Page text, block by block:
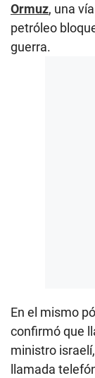
Ormuz, una
petróleo
guerra.
En el mismo
confirmó que
ministro israelí,
llamada